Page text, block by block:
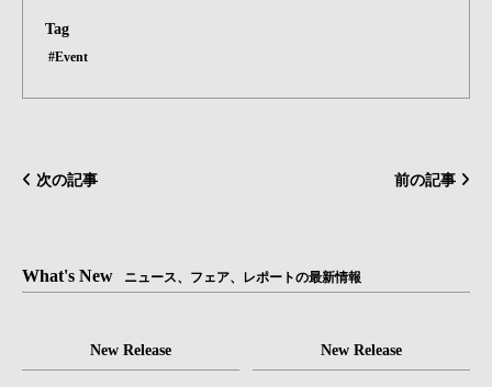
Tag
#Event
次の記事 前の記事
What's New ニュース、フェア、レポートの最新情報
New Release New Release